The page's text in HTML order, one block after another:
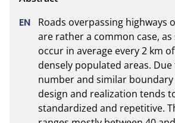
Roads overpassing highways
are rather a common case,
occur in average every 2 km
densely populated areas.
number and similar
design and realization tends
standardized and repetitive.